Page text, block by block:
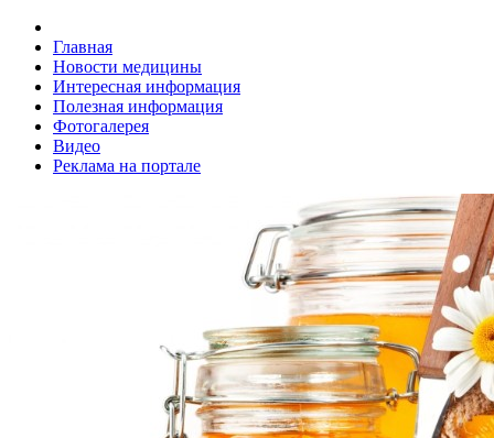
Главная
Новости медицины
Интересная информация
Полезная информация
Фотогалерея
Видео
Реклама на портале